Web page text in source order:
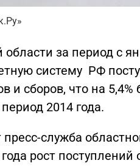
за период с
систему РФ
и сборов, что на
2014 года.
служба
рост